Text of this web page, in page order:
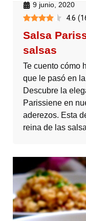
9 junio, 2020
4.6 (
Salsa
salsas
Te cuento cómo
que le pasó en
Descubre la
Parissiene en
aderezos. Esta
reina de las